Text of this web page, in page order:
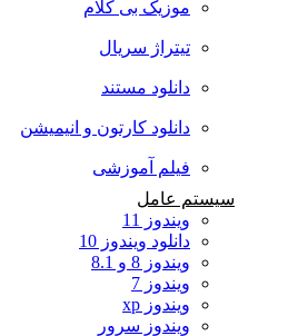
موزیک بی کلام
تیتراژ سریال
دانلود مستند
دانلود کارتون و انیمیشن
فیلم آموزشی
سیستم عامل
ویندوز 11
دانلود ویندوز 10
ویندوز 8 و 8.1
ویندوز 7
ویندوز xp
ویندوز سرور